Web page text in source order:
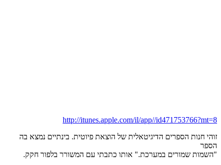
http://itunes.apple.com/il/app//id471753766?mt=8
זוהי חנות הספרים הדיגיטאלית של הוצאת פיוטית. בינתיים נמצא בה
הספר
"השמות שמורים במערכת." אותו כתבתי עם המשורר בלפור חקק.